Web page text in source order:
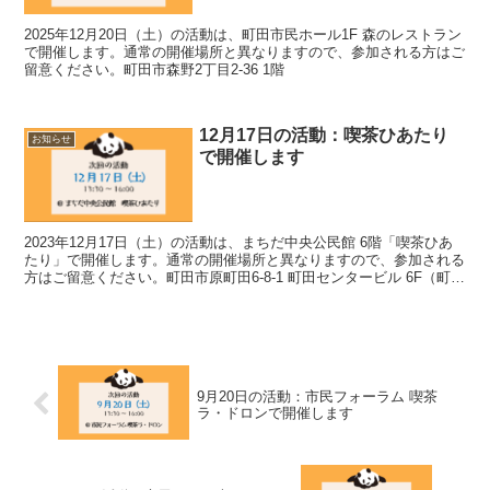
2025年12月20日（土）の活動は、町田市民ホール1F 森のレストラン
で開催します。通常の開催場所と異なりますので、参加される方はご
留意ください。町田市森野2丁目2-36 1階
お知らせ
12月17日の活動：喫茶ひあたり
で開催します
2023年12月17日（土）の活動は、まちだ中央公民館 6階「喫茶ひあ
たり」で開催します。通常の開催場所と異なりますので、参加される
方はご留意ください。町田市原町田6-8-1 町田センタービル 6F（町田
9月20日の活動：市民フォーラム 喫茶
ラ・ドロンで開催します